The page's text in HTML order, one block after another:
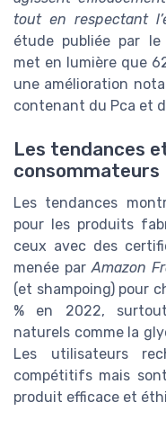
tout en respectant
étude publiée par le
met en lumière que
une amélioration
contenant du Pca et
Les tendances
consommateurs
Les tendances
pour les produits
ceux avec des
menée parAmazon
(et shampoing) pour
% en 2022,
naturels comme la
Les utilisateurs
compétitifs mais
produit efficace et